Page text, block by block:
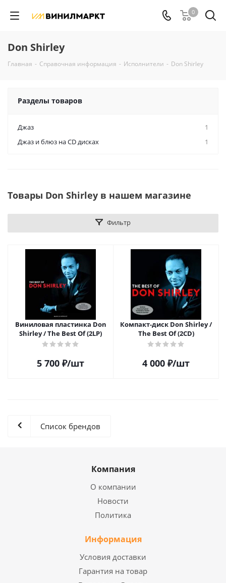
0
Don Shirley
Главная - Справочная информация - Исполнители - Don Shirley
Разделы товаров
Джаз
1
Джаз и блюз на CD дисках
1
Товары Don Shirley в нашем магазине
Фильтр
Виниловая пластинка Don
Shirley / The Best Of (2LP)
5 700 ₽/шт
Компакт-диск Don Shirley /
The Best Of (2CD)
4 000 ₽/шт
Список брендов
Компания
О компании
Новости
Политика
Информация
Условия доставки
Гарантия на товар